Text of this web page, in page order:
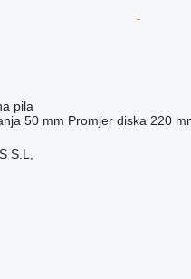
pila
50 mm Promjer diska 220
S.L,